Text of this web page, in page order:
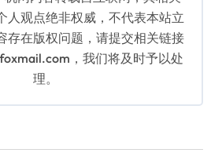
人观点绝非权威，不代表本站立
存在版权问题，请提交相关链接
，我们将及时予以处
理。